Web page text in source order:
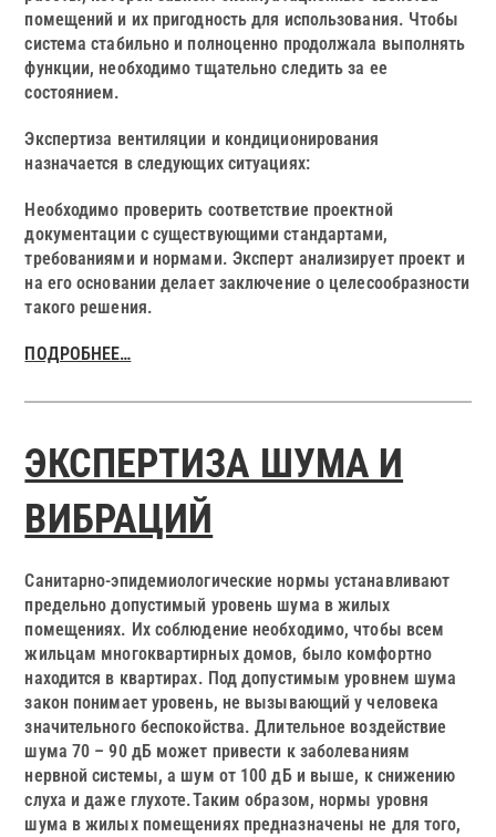
помещений и их пригодность для использования. Чтобы
система стабильно и полноценно продолжала выполнять
функции, необходимо тщательно следить за ее
состоянием.
Экспертиза вентиляции и кондиционирования
назначается в следующих ситуациях:
Необходимо проверить соответствие проектной
документации с существующими стандартами,
требованиями и нормами. Эксперт анализирует проект и
на его основании делает заключение о целесообразности
такого решения.
ПОДРОБНЕЕ…
ЭКСПЕРТИЗА ШУМА И
ВИБРАЦИЙ
Санитарно-эпидемиологические нормы устанавливают
предельно допустимый уровень шума в жилых
помещениях. Их соблюдение необходимо, чтобы всем
жильцам многоквартирных домов, было комфортно
находится в квартирах. Под допустимым уровнем шума
закон понимает уровень, не вызывающий у человека
значительного беспокойства. Длительное воздействие
шума 70 – 90 дБ может привести к заболеваниям
нервной системы, а шум от 100 дБ и выше, к снижению
слуха и даже глухоте.Таким образом, нормы уровня
шума в жилых помещениях предназначены не для того,